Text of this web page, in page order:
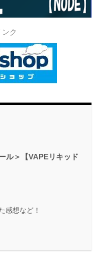
ク
ル＞【VAPEリキッド
感想など！